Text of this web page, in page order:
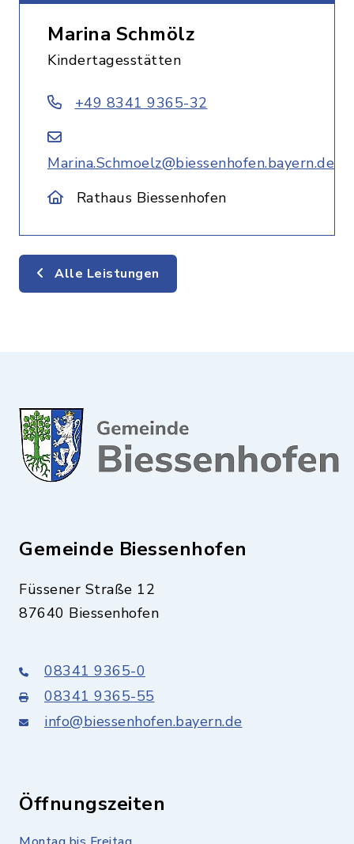
Marina Schmölz
Kindertagesstätten
+49 8341 9365-32
Marina.Schmoelz@biessenhofen.bayern.de
Rathaus Biessenhofen
Alle Leistungen
Gemeinde Biessenhofen
Füssener Straße 12
87640 Biessenhofen
08341 9365-0
08341 9365-55
info@biessenhofen.bayern.de
Öffnungszeiten